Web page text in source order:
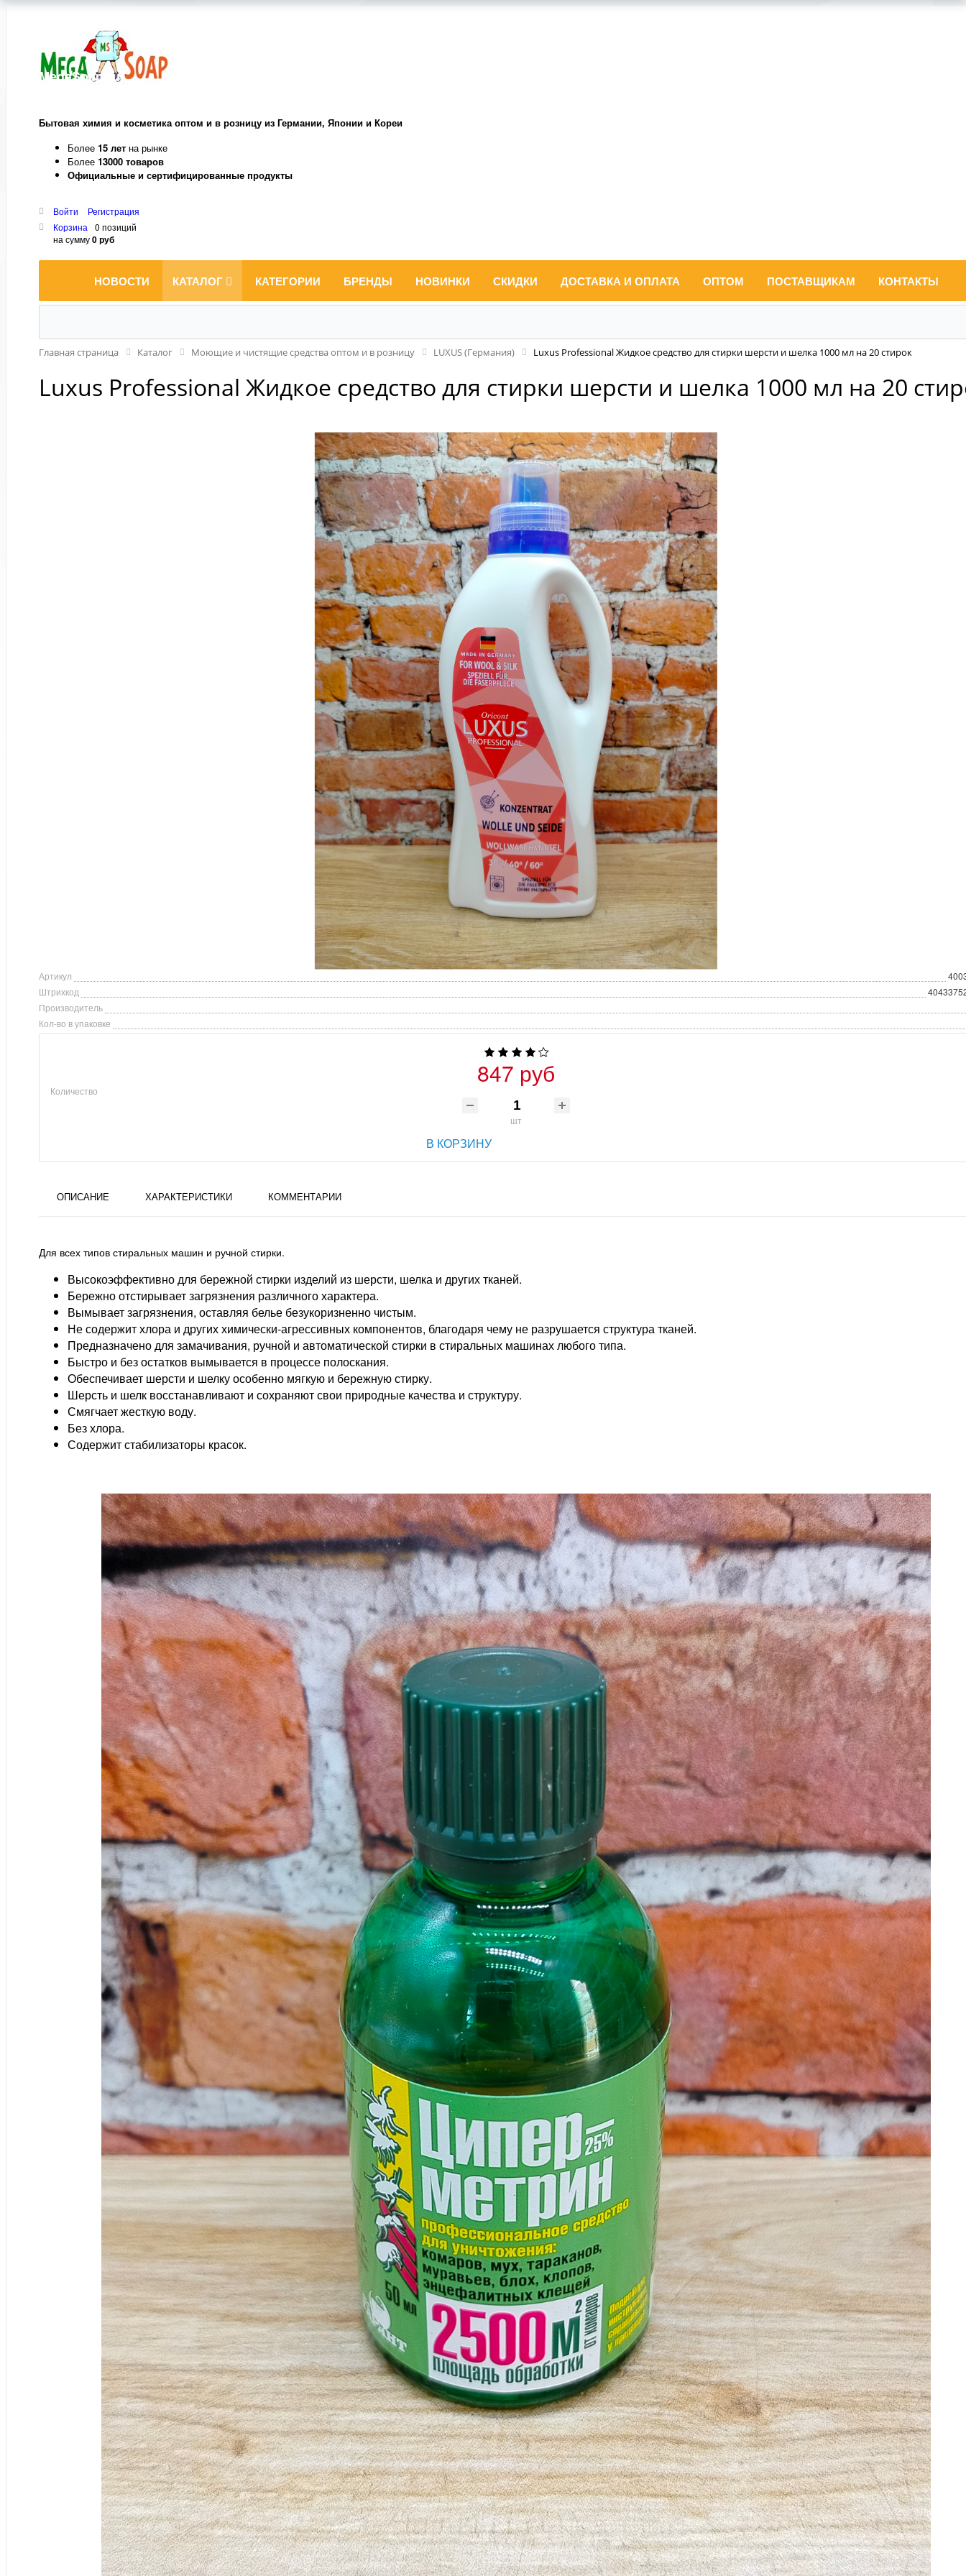
MegaSoap.ru
Бытовая химия и косметика оптом и в розницу из Германии, Японии и Кореи
Более 15 лет на рынке
Более 13000 товаров
Официальные и сертифицированные продукты
Войти
Регистрация
Корзина
0 позиций
на сумму0 руб
НОВОСТИ КАТАЛОГ КАТЕГОРИИ БРЕНДЫ НОВИНКИ СКИДКИ ДОСТАВКА И ОПЛАТА ОПТОМ ПОСТАВЩИКАМ КОНТАКТЫ
Главная страница Каталог Моющие и чистящие средства оптом и в розницу LUXUS (Германия) Luxus Professional Жидкое средство для стирки шерсти и шелка 1000 мл на 20 стирок
Luxus Professional Жидкое средство для стирки шерсти и шелка 1000 мл на 20
Артикул
Штрихкод
Производитель
Кол-во в упаковке
847 руб
Количество
шт
В КОРЗИНУ
ОПИСАНИЕ ХАРАКТЕРИСТИКИ КОММЕНТАРИИ
Для всех типов стиральных машин и ручной стирки.
Высокоэффективно для бережной стирки изделий из шерсти, шелка и других тканей.
Бережно отстирывает загрязнения различного характера.
Вымывает загрязнения, оставляя белье безукоризненно чистым.
Не содержит хлора и других химически-агрессивных компонентов, благодаря чему не разрушается структура тканей.
Предназначено для замачивания, ручной и автоматической стирки в стиральных машинах любого типа.
Быстро и без остатков вымывается в процессе полоскания.
Обеспечивает шерсти и шелку особенно мягкую и бережную стирку.
Шерсть и шелк восстанавливают и сохраняют свои природные качества и структуру.
Смягчает жесткую воду.
Без хлора.
Содержит стабилизаторы красок.